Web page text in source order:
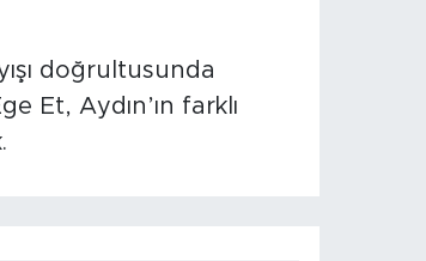
doğrultusunda
Et, Aydın’ın farklı